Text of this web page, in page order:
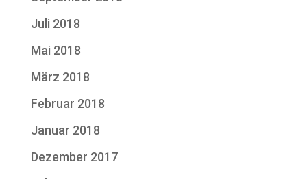
Juli 2018
Mai 2018
März 2018
Februar 2018
Januar 2018
Dezember 2017